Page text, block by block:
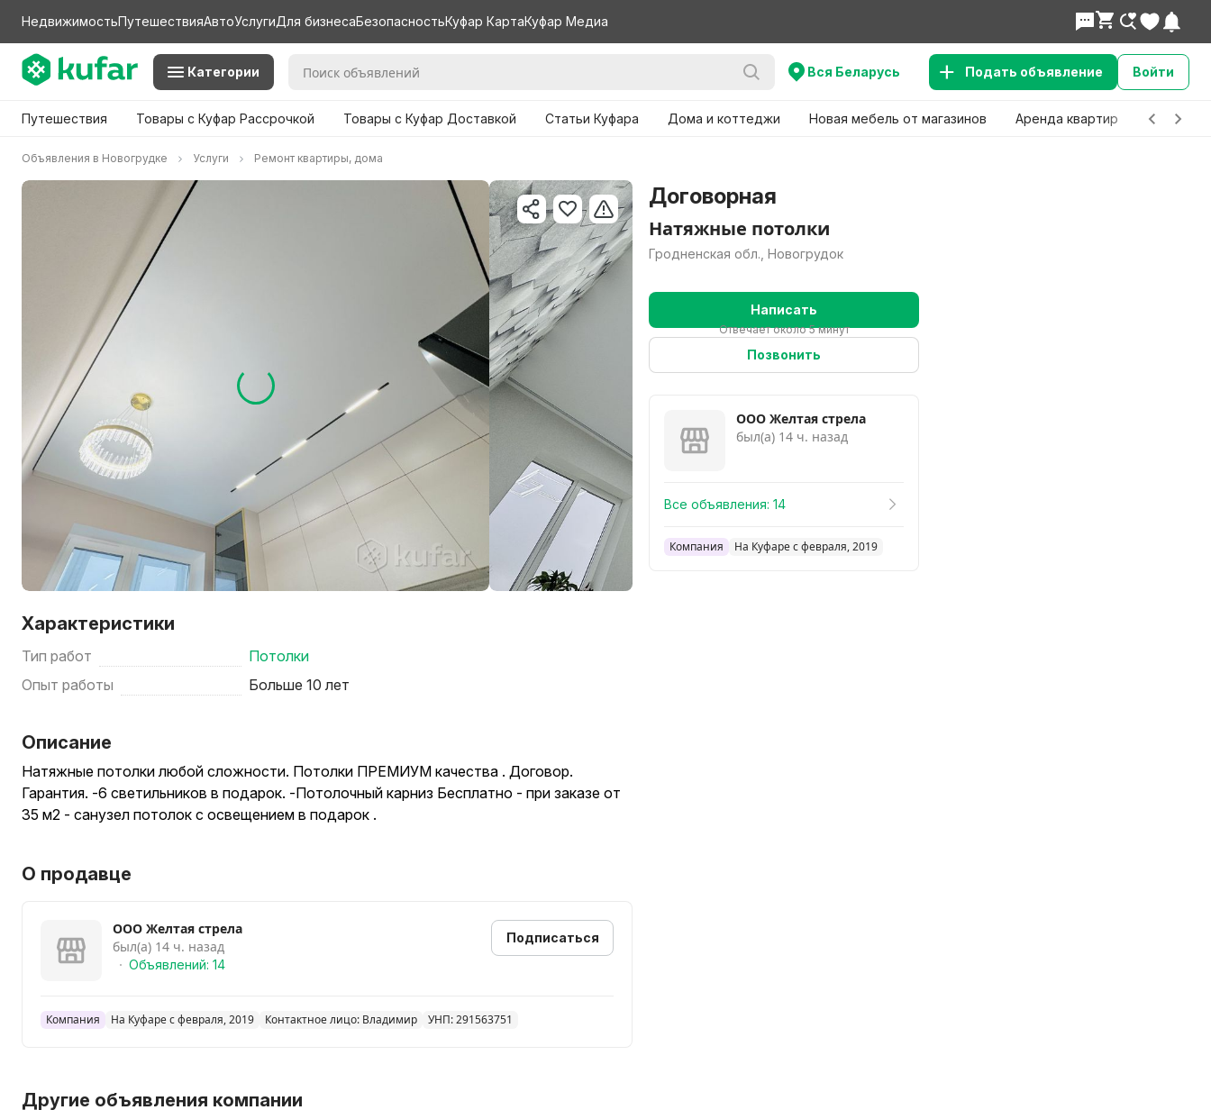
НедвижимостьПутешествияАвтоУслугиДля бизнесаБезопасностьКуфар КартаКуфар Медиа
Категории Вся Беларусь Подать объявление Войти
Путешествия Товары с Куфар Рассрочкой Товары с Куфар Доставкой Статьи Куфара Дома и коттеджи Новая мебель от магазинов Аренда квартир Детские
Объявления в Новогрудке Услуги Ремонт квартиры, дома
Характеристики
Тип работ
Потолки
Опыт работы
Больше 10 лет
Описание
Натяжные потолки любой сложности. Потолки ПРЕМИУМ качества . Договор.
Гарантия. -6 светильников в подарок. -Потолочный карниз Бесплатно - при заказе от
35 м2 - санузел потолок с освещением в подарок .
О продавце
ООО Желтая стрела
был(а) 14 ч. назад
Объявлений: 14
Подписаться
Компания На Куфаре с февраля, 2019 Контактное лицо: Владимир УНП: 291563751
Другие объявления компании
Договорная
Натяжные потолки
Гродненская обл., Новогрудок
Написать
Отвечает около 5 минут
Позвонить
ООО Желтая стрела
был(а) 14 ч. назад
Все объявления: 14
Компания На Куфаре с февраля, 2019